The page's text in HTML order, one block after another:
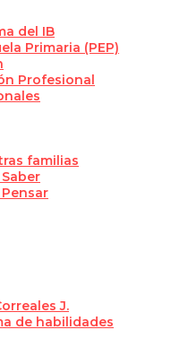
del IB
Primaria (PEP)
Profesional
familias
J.
de habilidades